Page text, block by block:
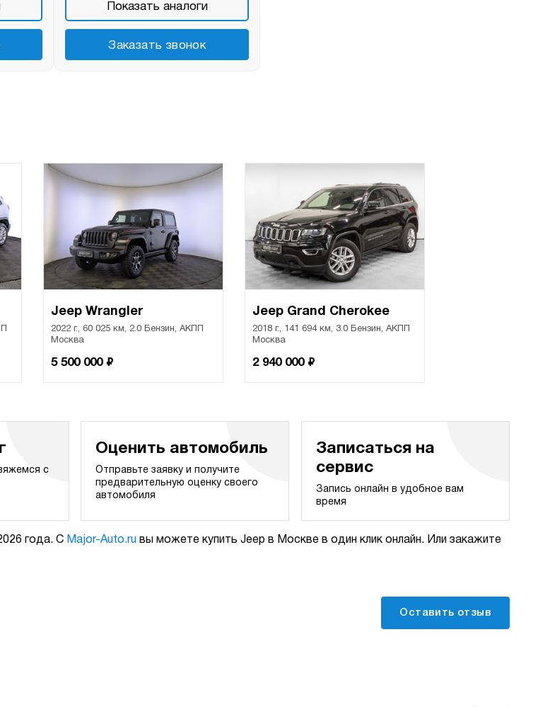
Показать аналоги
Заказать звонок
Jeep Wrangler
2022 г., 60 025 км, 2.0 Бензин, АКПП
Москва
5 500 000 ₽
Jeep Grand Cherokee
2018 г., 141 694 км, 3.0 Бензин, АКПП
Москва
2 940 000 ₽
с
Оценить автомобиль
Отправьте заявку и получите
предварительную оценку своего
автомобиля
Записаться на
сервис
Запись онлайн в удобное вам
время
года. С Major-Auto.ru вы можете купить Jeep в Москве в один клик онлайн. Или закажите
Оставить отзыв